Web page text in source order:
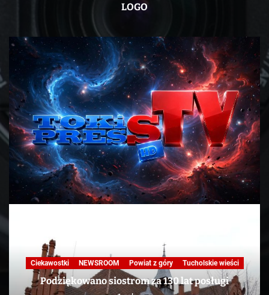
LOGO
Ciekawostki NEWSROOM Powiat z góry Tucholskie wieści
Podziękowano siostrom za 130 lat posługi